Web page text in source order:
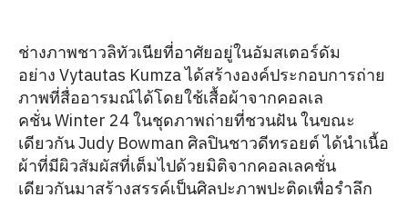
ช่างภาพชาวลิทัวเนียที่อาศัยอยู่ในอัมสเตอร์ดัม
อย่าง Vytautas Kumza ได้สร้างองค์ประกอบการถ่าย
ภาพที่สื่ออารมณ์ได้โดยใช้เสื้อผ้าจากคอลเล
คชั่น Winter 24 ในชุดภาพถ่ายที่ชวนฝัน ในขณะ
เดียวกัน Judy Bowman ศิลปินชาวดีทรอยต์ ได้นำเนื้อ
ผ้าที่มีผิวสัมผัสที่เต็มไปด้วยมิติจากคอลเลคชั่น
เดียวกันมาสร้างสรรค์เป็นศิลปะภาพปะติดเพื่อรำลึก